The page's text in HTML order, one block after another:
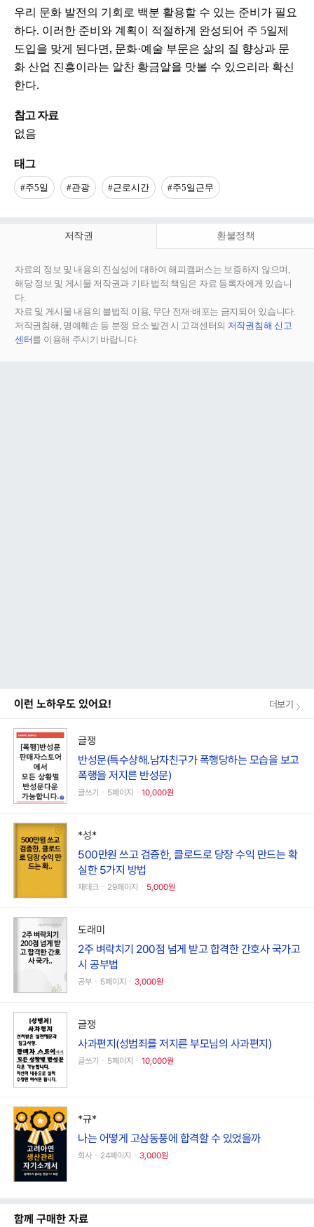
우리 문화 발전의 기회로 백분 활용할 수 있는 준비가 필요
하다. 이러한 준비와 계획이 적절하게 완성되어 주 5일제
도입을 맞게 된다면, 문화·예술 부문은 삶의 질 향상과 문
화 산업 진흥이라는 알찬 황금알을 맛볼 수 있으리라 확신
한다.
참고 자료
없음
태그
#주5일 #관광 #근로시간 #주5일근무
저작권 환불정책
자료의 정보 및 내용의 진실성에 대하여 해피캠퍼스는 보증하지 않으며,
해당 정보 및 게시물 저작권과 기타 법적 책임은 자료 등록자에게 있습니
다.
자료 및 게시물 내용의 불법적 이용, 무단 전재∙배포는 금지되어 있습니다.
저작권침해, 명예훼손 등 분쟁 요소 발견 시 고객센터의 저작권침해 신고
센터를 이용해 주시기 바랍니다.
이런 노하우도 있어요! 더보기
글쟁
반성문(특수상해.남자친구가 폭행당하는 모습을 보고
폭행을 저지른 반성문)
글쓰기ㆍ5페이지ㆍ 10,000원
*성*
500만원 쓰고 검증한, 클로드로 당장 수익 만드는 확
실한 5가지 방법
재테크ㆍ29페이지ㆍ 5,000원
도래미
2주 벼락치기 200점 넘게 받고 합격한 간호사 국가고
시 공부법
공부ㆍ5페이지ㆍ 3,000원
글쟁
사과편지(성범죄를 저지른 부모님의 사과편지)
글쓰기ㆍ5페이지ㆍ 10,000원
*규*
나는 어떻게 고삼동풍에 합격할 수 있었을까
회사ㆍ24페이지ㆍ 3,000원
함께 구매한 자료